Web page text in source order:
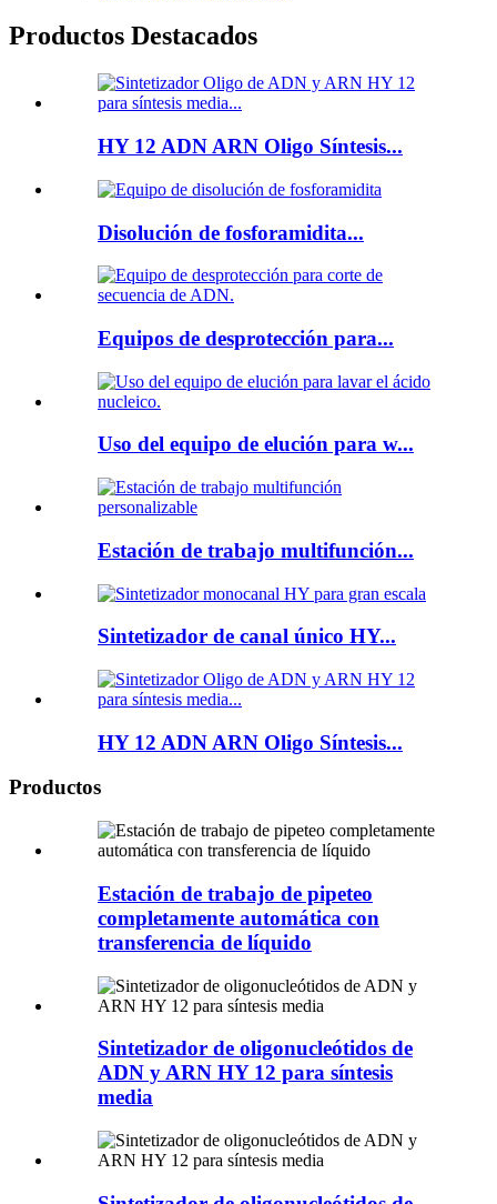
Productos Destacados
HY 12 ADN ARN Oligo Síntesis...
Disolución de fosforamidita...
Equipos de desprotección para...
Uso del equipo de elución para w...
Estación de trabajo multifunción...
Sintetizador de canal único HY...
HY 12 ADN ARN Oligo Síntesis...
Productos
Estación de trabajo de pipeteo
completamente automática con
transferencia de líquido
Sintetizador de oligonucleótidos de
ADN y ARN HY 12 para síntesis
media